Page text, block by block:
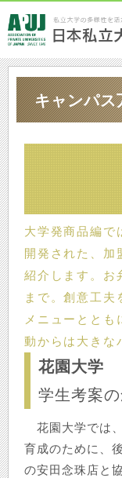
キャンパス
大学発商品編で
開発された、加
紹介します。お
まで。創意工夫
メニューとと
動からは大きな
花園大学
学生考案
花園大学では
育成のために、
の安田念珠店と